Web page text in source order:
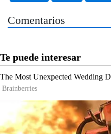
Comentarios